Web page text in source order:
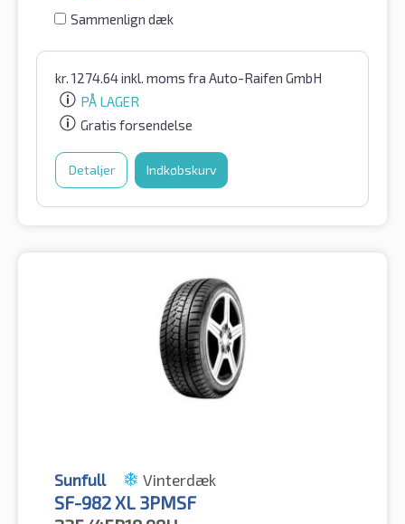
Sammenlign dæk
kr. 1274.64inkl. moms fra Auto-Raifen GmbH
PÅ LAGER
Gratis forsendelse
Detaljer Indkøbskurv
Sunfull Vinterdæk
SF-982 XL 3PMSF